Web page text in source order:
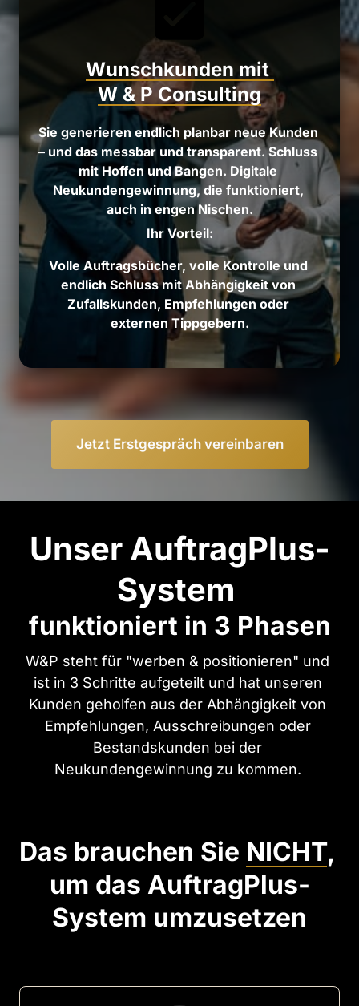
Wunschkunden mit
W & P Consulting
Sie generieren endlich planbar neue
– und das messbar und transparent.
mit Hoffen und Bangen.
Neukundengewinnung, die
auch in engen Nischen.
Ihr Vorteil:
Volle Auftragsbücher, volle Kontrolle
und
endlich Schluss mit Abhängigkeit
von
Zufallskunden, Empfehlungen
oder
externen Tippgebern.
Jetzt Erstgespräch vereinbaren
Unser AuftragPlus-
System
funktioniert in 3 Phasen
W&P steht für "werben & positionieren" und
ist in 3 Schritte aufgeteilt und hat unseren
Kunden geholfen aus der Abhängigkeit von
Empfehlungen, Ausschreibungen oder
Bestandskunden bei der
Neukundengewinnung zu kommen.
Das brauchen Sie NICHT,
um das AuftragPlus-
System umzusetzen